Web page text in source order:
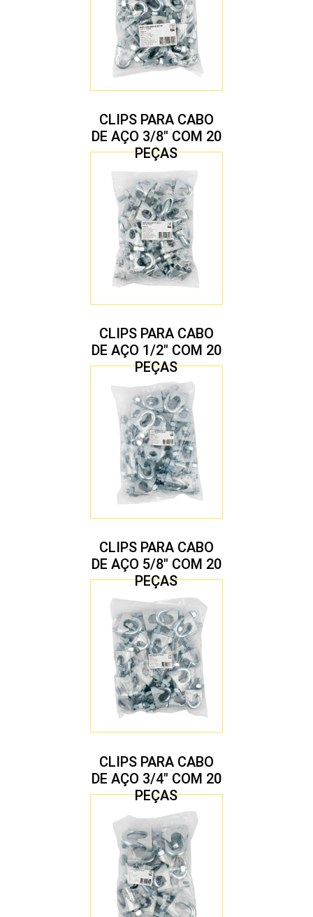
CLIPS PARA CABO
DE AÇO 3/8″ COM 20
PEÇAS
CLIPS PARA CABO
DE AÇO 1/2″ COM 20
PEÇAS
CLIPS PARA CABO
DE AÇO 5/8″ COM 20
PEÇAS
CLIPS PARA CABO
DE AÇO 3/4″ COM 20
PEÇAS